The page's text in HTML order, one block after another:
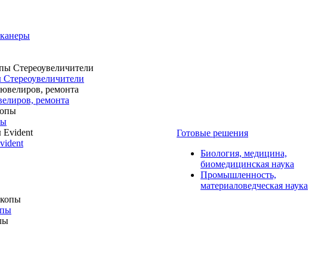
ремонта
Готовые решения
Биология, медицина,
биомедицинская наука
Промышленность,
материаловедческая наука